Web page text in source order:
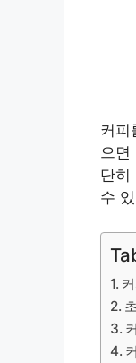
커피
으면
단히
수